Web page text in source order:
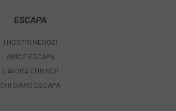
ESCAPA
I NOSTRI NEGOZI
AMICO ESCAPA
LAVORA CON NOI!
CHI SIAMO ESCAPA